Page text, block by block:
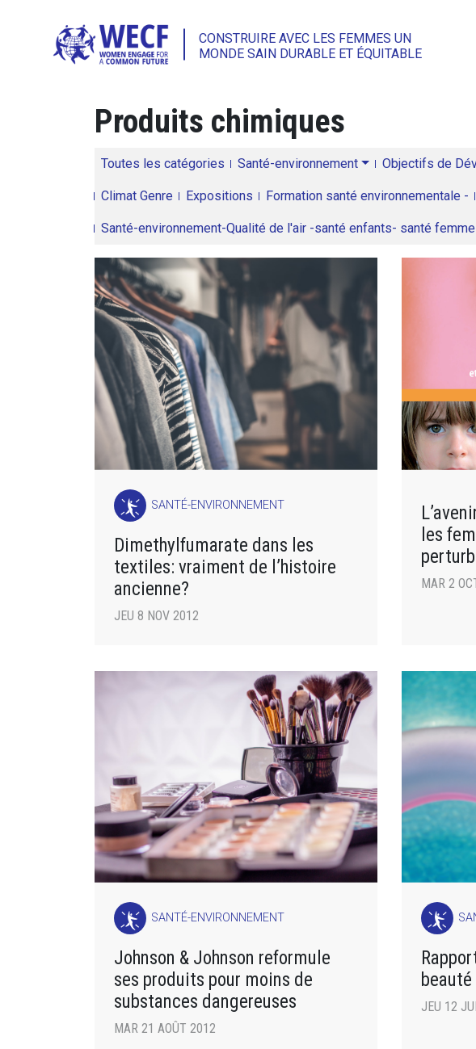
CONSTRUIRE AVEC LES FEMMES UN
MONDE SAIN DURABLE ET ÉQUITABLE
Produits chimiques
Toutes les catégories Santé-environnement Objectifs de
Climat Genre Expositions Formation santé environnementale -
Santé-environnement-Qualité de l'air -santé enfants- santé
SANTÉ-ENVIRONNEMENT
Dimethylfumarate dans les
textiles: vraiment de l’histoire
ancienne?
JEU 8 NOV 2012
les
MAR 2
SANTÉ-ENVIRONNEMENT
Johnson & Johnson reformule
ses produits pour moins de
substances dangereuses
MAR 21 AOÛT 2012
JEU 12